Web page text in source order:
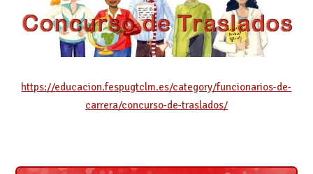
https://educacion.fespugtclm.es/category/funcionarios-de-
carrera/concurso-de-traslados/